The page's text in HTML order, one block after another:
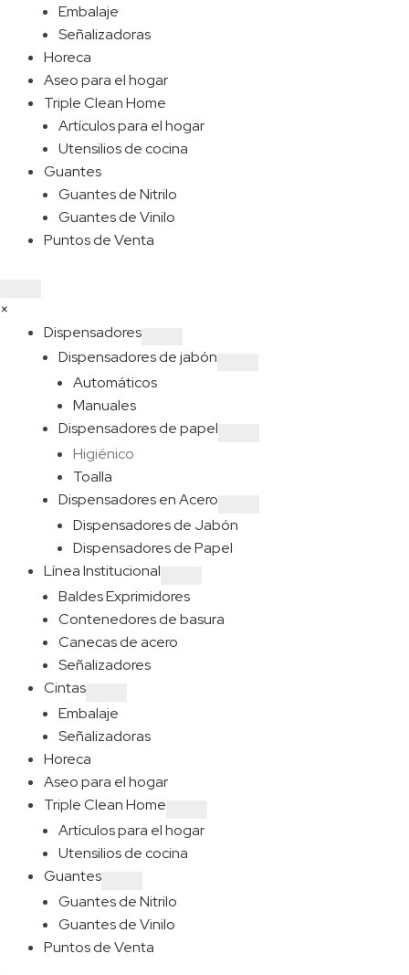
Embalaje
Señalizadoras
Horeca
Aseo para el hogar
Triple Clean Home
Artículos para el hogar
Utensilios de cocina
Guantes
Guantes de Nitrilo
Guantes de Vinilo
Puntos de Venta
×
Dispensadores
Dispensadores de jabón
Automáticos
Manuales
Dispensadores de papel
Higiénico
Toalla
Dispensadores en Acero
Dispensadores de Jabón
Dispensadores de Papel
Línea Institucional
Baldes Exprimidores
Contenedores de basura
Canecas de acero
Señalizadores
Cintas
Embalaje
Señalizadoras
Horeca
Aseo para el hogar
Triple Clean Home
Artículos para el hogar
Utensilios de cocina
Guantes
Guantes de Nitrilo
Guantes de Vinilo
Puntos de Venta